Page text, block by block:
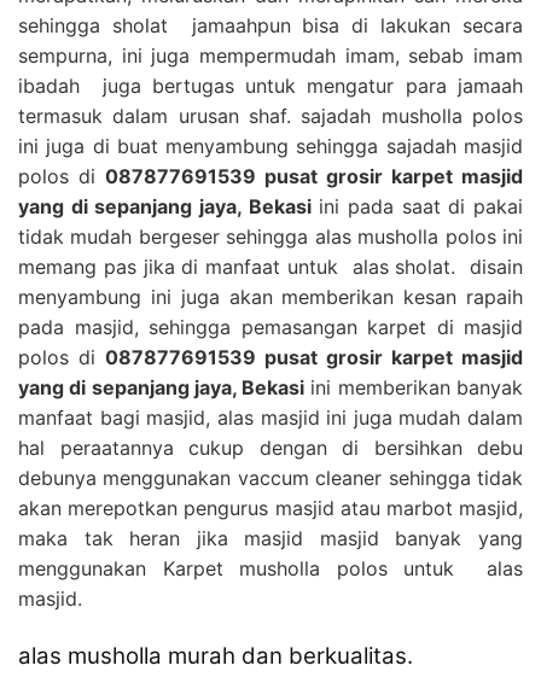
sehingga sholat jamaahpun bisa di lakukan secara
sempurna, ini juga mempermudah imam, sebab imam
ibadah juga bertugas untuk mengatur para jamaah
termasuk dalam urusan shaf. sajadah musholla polos
ini juga di buat menyambung sehingga sajadah masjid
polos di 087877691539 pusat grosir karpet masjid
yang di sepanjang jaya, Bekasiini pada saat di pakai
tidak mudah bergeser sehingga alas musholla polos ini
memang pas jika di manfaat untuk alas sholat. disain
menyambung ini juga akan memberikan kesan rapaih
pada masjid, sehingga pemasangan karpet di masjid
polos di 087877691539 pusat grosir karpet masjid
yang di sepanjang jaya, Bekasi ini memberikan banyak
manfaat bagi masjid, alas masjid ini juga mudah dalam
hal peraatannya cukup dengan di bersihkan debu
debunya menggunakan vaccum cleaner sehingga tidak
akan merepotkan pengurus masjid atau marbot masjid,
maka tak heran jika masjid masjid banyak yang
menggunakan Karpet musholla polos untuk alas
masjid.
alas musholla murah dan berkualitas.